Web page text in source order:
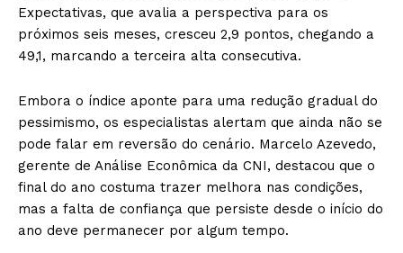
Expectativas, que avalia a perspectiva para os
próximos seis meses, cresceu 2,9 pontos, chegando a
49,1, marcando a terceira alta consecutiva.
Embora o índice aponte para uma redução gradual do
pessimismo, os especialistas alertam que ainda não se
pode falar em reversão do cenário. Marcelo Azevedo,
gerente de Análise Econômica da CNI, destacou que o
final do ano costuma trazer melhora nas condições,
mas a falta de confiança que persiste desde o início do
ano deve permanecer por algum tempo.